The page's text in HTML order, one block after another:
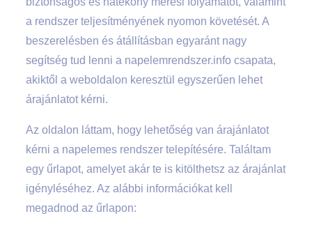
a rendszer teljesítményének nyomon követését. A
beszerelésben és átállításban egyaránt nagy
segítség tud lenni a napelemrendszer.info csapata,
akiktől a weboldalon keresztül egyszerűen lehet
árajánlatot kérni.
Az oldalon láttam, hogy lehetőség van árajánlatot
kérni a napelemes rendszer telepítésére. Találtam
egy űrlapot, amelyet akár te is kitölthetsz az árajánlat
igényléséhez. Az alábbi információkat kell
megadnod az űrlapon: